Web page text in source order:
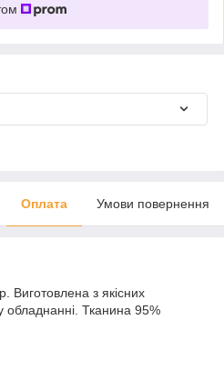
Оплата Умови повернення
Виготовлена ​​з якісних
обладнанні. Тканина 95%